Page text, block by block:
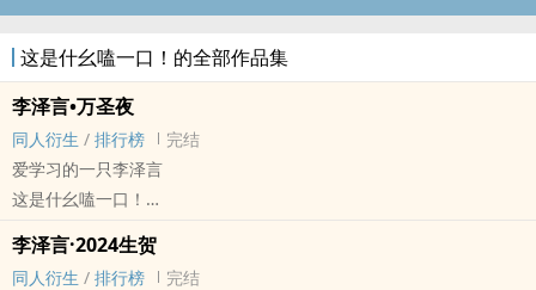
这是什幺嗑一口！的全部作品集
李泽言•万圣夜
同人衍生 / 排行榜
完结
爱学习的一只李泽言
这是什幺嗑一口！
短篇 - 完结
李泽言·2024生贺
同人衍生 / 排行榜
完结